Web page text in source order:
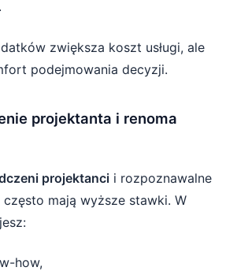
zwiększa koszt usługi, ale
podejmowania decyzji.
projektanta i renoma
projektanci i rozpoznawalne
mają wyższe stawki. W
how,